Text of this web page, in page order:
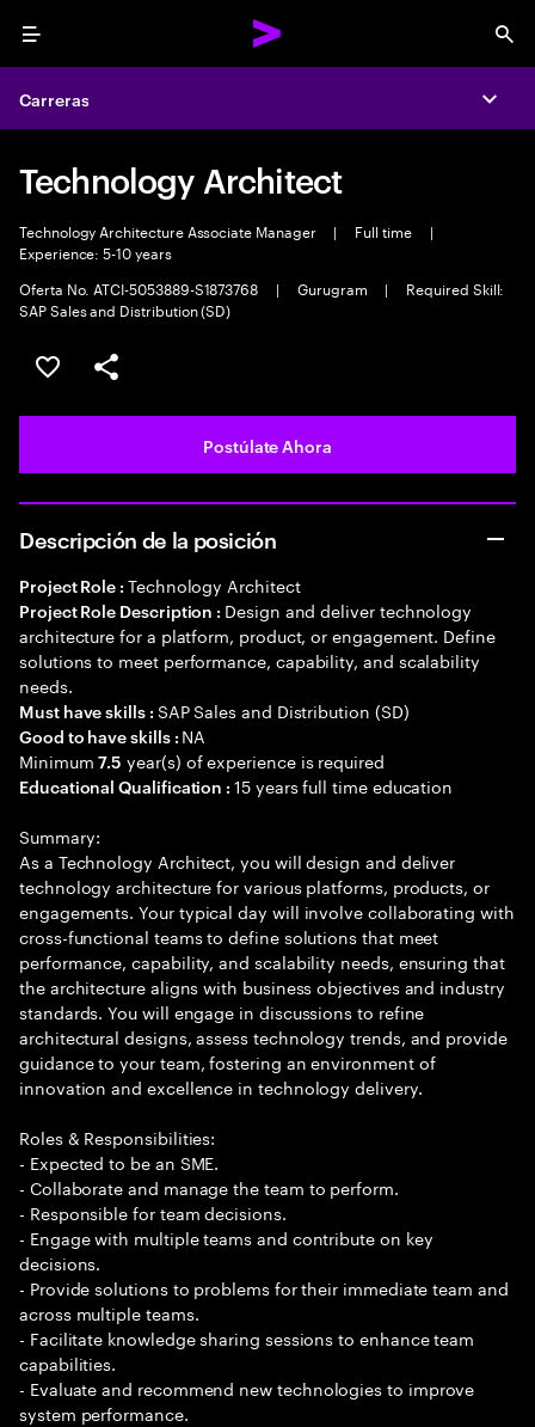
Menu
Carreras
Technology Architect
Technology Architecture Associate Manager | Full time
|
Experience: 5-10 years
Oferta No. ATCI-5053889-S1873768
| Gurugram |
Required Skill:
SAP Sales and Distribution (SD)
Guardar este empleo
Compartir este empleo
Postúlate Ahora
Descripción de la posición
Project Role : Technology Architect
Project Role Description : Design and deliver technology
architecture for a platform, product, or engagement. Define
solutions to meet performance, capability, and scalability
needs.
Must have skills : SAP Sales and Distribution (SD)
Good to have skills : NA
Minimum7.5 year(s) of experience is required
Educational Qualification :15 years full time education
Summary:
As a Technology Architect, you will design and deliver
technology architecture for various platforms, products, or
engagements. Your typical day will involve collaborating with
cross-functional teams to define solutions that meet
performance, capability, and scalability needs, ensuring that
the architecture aligns with business objectives and industry
standards. You will engage in discussions to refine
architectural designs, assess technology trends, and provide
guidance to your team, fostering an environment of
innovation and excellence in technology delivery.
Roles & Responsibilities:
- Expected to be an SME.
- Collaborate and manage the team to perform.
- Responsible for team decisions.
- Engage with multiple teams and contribute on key
decisions.
- Provide solutions to problems for their immediate team and
across multiple teams.
- Facilitate knowledge sharing sessions to enhance team
capabilities.
- Evaluate and recommend new technologies to improve
system performance.